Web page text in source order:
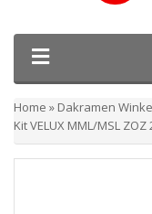
Home » Dakramen
Kit VELUX MML/MSL